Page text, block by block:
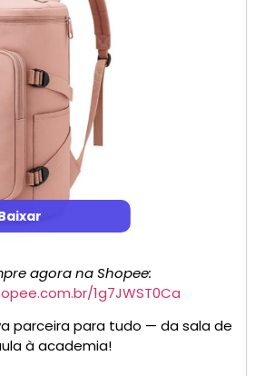
agora na Shopee:
1g7JWST0Ca
parceira para tudo — da sala de
à academia!